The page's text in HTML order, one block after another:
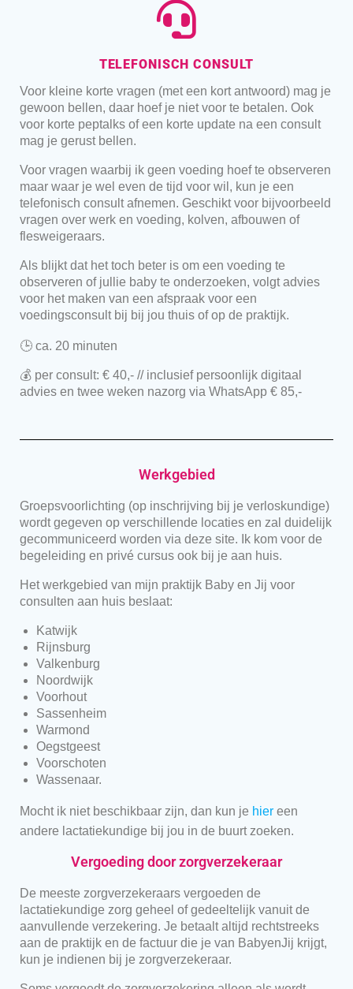
TELEFONISCHCONSULT
Voor kleine korte vragen (met een kort antwoord) mag je
gewoon bellen, daar hoef je niet voor te betalen. Ook
voor korte peptalks of een korte update na een consult
mag je gerust bellen.
Voor vragen waarbij ik geen voeding hoef te observeren
maar waar je wel even de tijd voor wil, kun je een
telefonisch consult afnemen. Geschikt voor bijvoorbeeld
vragen over werk en voeding, kolven, afbouwen of
flesweigeraars.
Als blijkt dat het toch beter is om een voeding te
observeren of jullie baby te onderzoeken, volgt advies
voor het maken van een afspraak voor een
voedingsconsult bij bij jou thuis of op de praktijk.
🕒 ca. 20 minuten
💰 per consult: € 40,- // inclusief persoonlijk digitaal
advies en twee weken nazorg via WhatsApp € 85,-
Werkgebied
Groepsvoorlichting (op inschrijving bij je verloskundige)
wordt gegeven op verschillende locaties en zal duidelijk
gecommuniceerd worden via deze site. Ik kom voor de
begeleiding en privé cursus ook bij je aan huis.
Het werkgebied van mijn praktijk Baby en Jij voor
consulten aan huis beslaat:
Katwijk
Rijnsburg
Valkenburg
Noordwijk
Voorhout
Sassenheim
Warmond
Oegstgeest
Voorschoten
Wassenaar.
Mocht ik niet beschikbaar zijn, dan kun je hier een
andere lactatiekundige bij jou in de buurt zoeken.
Vergoeding door zorgverzekeraar
De meeste zorgverzekeraars vergoeden de
lactatiekundige zorg geheel of gedeeltelijk vanuit de
aanvullende verzekering. Je betaalt altijd rechtstreeks
aan de praktijk en de factuur die je van BabyenJij krijgt,
kun je indienen bij je zorgverzekeraar.